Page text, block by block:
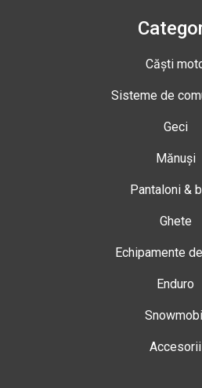
Căști
Sisteme de
Geci
Mănuși
Pantaloni &
Ghete
Echipamente
Enduro
Accesorii